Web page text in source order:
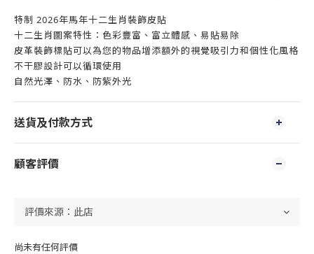
特制 2026年馬年十二生肖裝飾皮貼
十二生肖圖案特性：色彩豐富、富立體感、易貼易除
皮革裝飾標貼可以為您的物品增添額外的視覺吸引力和個性化風格
不干膠設計可以循環使用
自然光澤、防水、防紫外光
送貨及付款方式
顧客評價
尚未有任何評價